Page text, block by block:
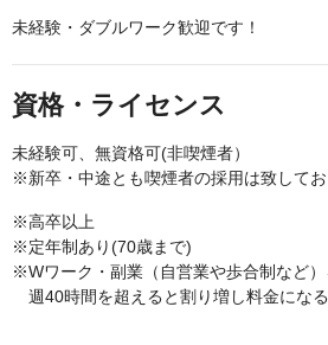
未経験・ダブルワーク歓迎です！
資格・ライセンス
未経験可、無資格可(非喫煙者）
※新卒・中途とも喫煙者の採用は致してお
※高卒以上
※定年制あり(70歳まで)
※Wワーク・副業（自営業や歩合制など
週40時間を超えると割り増し料金にな